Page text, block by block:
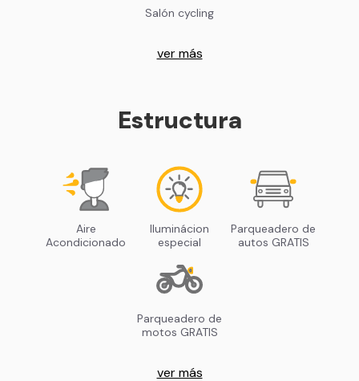
Salón cycling
ver más
Estructura
Aire
Acondicionado
Iluminácion
especial
Parqueadero de
autos GRATIS
Parqueadero de
motos GRATIS
ver más